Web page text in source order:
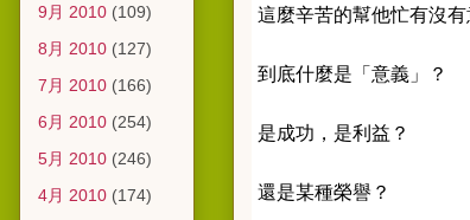
這麼辛苦的幫他忙有沒有
到底什麼是「意義」？
是成功，是利益？
還是某種榮譽？
9月 2010 (109)
8月 2010 (127)
7月 2010 (166)
6月 2010 (254)
5月 2010 (246)
4月 2010 (174)